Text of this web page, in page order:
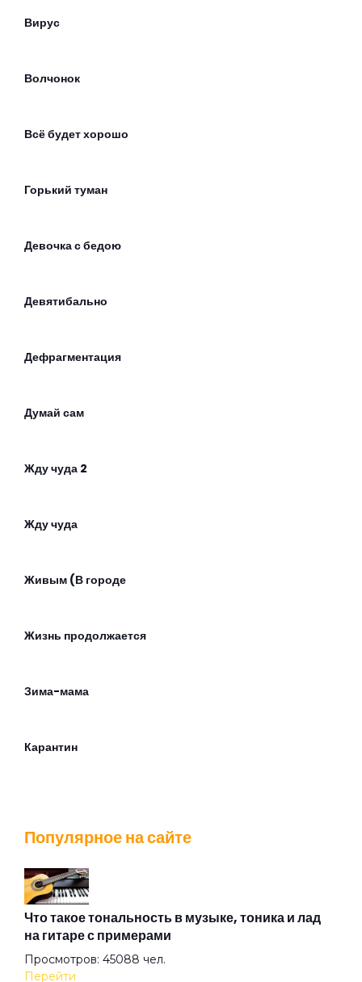
Вирус
Волчонок
Всё будет хорошо
Горький туман
Девочка с бедою
Девятибально
Дефрагментация
Думай сам
Жду чуда 2
Жду чуда
Живым (В городе
Жизнь продолжается
Зима-мама
Карантин
Комната
Корабль
Популярное на сайте
Что такое тональность в музыке, тоника и лад
на гитаре с примерами
Просмотров: 45088 чел.
Перейти